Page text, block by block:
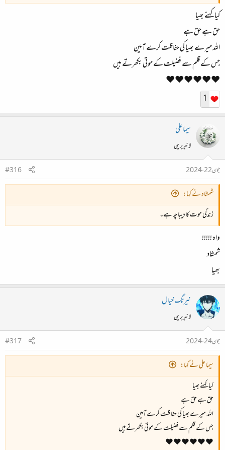
کیا کہنے بھیا
حق ہے حق ہے
اللہ میرے بھیا کی حفاظت کرے آمین
جس کے قلم سے فضیلت کے موتی بکھرتے ہیں
❤️❤️❤️❤️❤️❤️
1
سیما علی
لائبریرین
جون 22، 2024
#316
شمشاد نے کہا:
زندگی موت کا دیباچہ ہے۔
واہ !!!!!
شمشاد
بھیا
نیرنگ خیال
لائبریرین
جون 24، 2024
#317
سیما علی نے کہا:
کیا کہنے بھیا
حق ہے حق ہے
اللہ میرے بھیا کی حفاظت کرے آمین
جس کے قلم سے فضیلت کے موتی بکھرتے ہیں
❤️❤️❤️❤️❤️❤️